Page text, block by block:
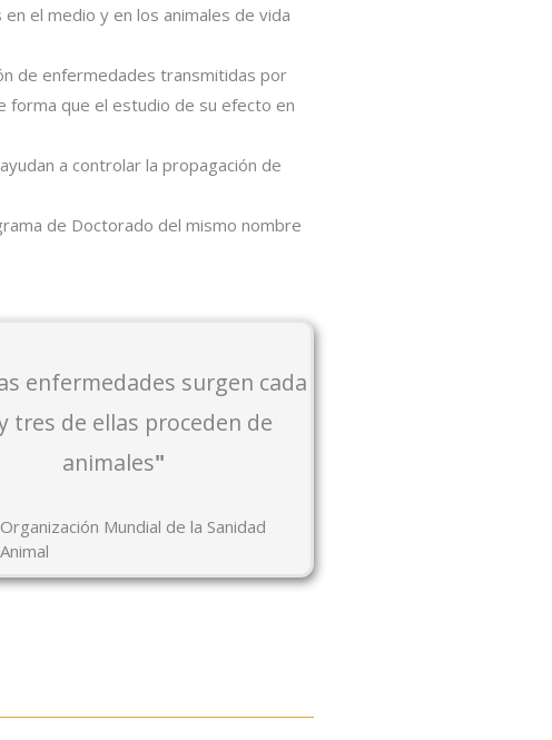
el medio y en los animales de vida
de enfermedades transmitidas por
forma que el estudio de su efecto en
a controlar la propagación de
de Doctorado del mismo nombre
enfermedades surgen cada
tres de ellas proceden de
animales"
Organización Mundial de la Sanidad
Animal